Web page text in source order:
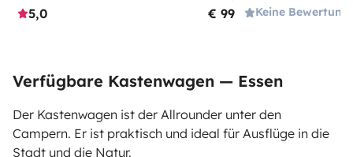
5,0
€ 99 Keine Bewertung
Verfügbare Kastenwagen — Essen
Der Kastenwagen ist der Allrounder unter den
Campern. Er ist praktisch und ideal für Ausflüge in die
Stadt und die Natur.